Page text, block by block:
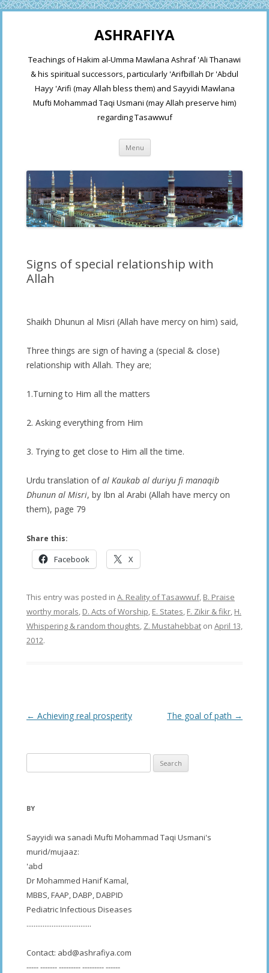
ASHRAFIYA
Teachings of Hakim al-Umma Mawlana Ashraf 'Ali Thanawi
& his spiritual successors, particularly 'Arifbillah Dr 'Abdul
Hayy 'Arifi (may Allah bless them) and Sayyidi Mawlana
Mufti Mohammad Taqi Usmani (may Allah preserve him)
regarding Tasawwuf
Menu Skip
content
Signs of special relationship with
Allah
Shaikh Dhunun al Misri (Allah have mercy on him) said,
Three things are sign of having a (special & close)
relationship with Allah. They are;
1.Turning to Him all the matters
2. Asking everything from Him
3. Trying to get close to Him all the time.
Urdu translation ofal Kaukab al duriyu fi manaqib
Dhunun al Misri, by Ibn al Arabi (Allah have mercy on
them), page 79
Share this:
Facebook X
This entry was posted in A. Reality of Tasawwuf, B. Praise
worthy morals, D. Acts of Worship, E. States, F. Zikir & fikr, H.
Whispering & random thoughts, Z. Mustahebbat on April 13,
2012.
Post
← Achieving real prosperity The goal of path →
for:
BY
Sayyidi wa sanadi Mufti Mohammad Taqi Usmani's
murid/mujaaz:
'abd
Dr Mohammed Hanif Kamal,
MBBS, FAAP, DABP, DABPID
Pediatric Infectious Diseases
....................................
Contact: abd@ashrafiya.com
----- ------- --------- --------- ------